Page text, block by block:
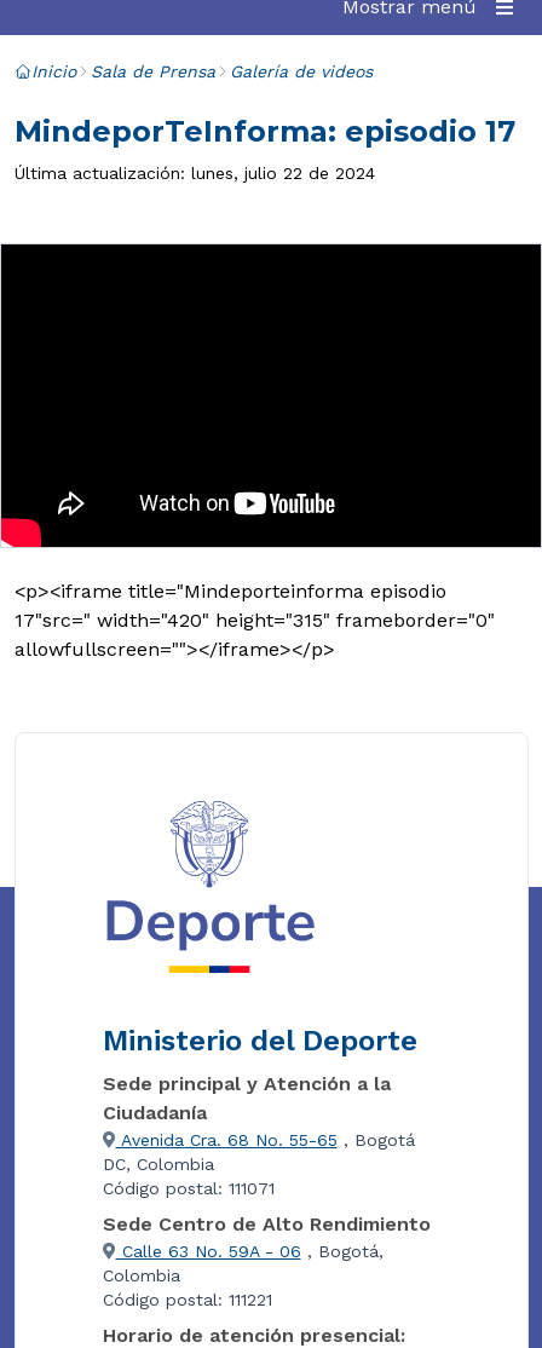
Mostrar menú
Inicio Sala de Prensa Galería de videos
MindeporTeInforma: episodio 17
Última actualización: lunes, julio 22 de 2024
<p><iframe title="Mindeporteinforma episodio
17"src=" width="420" height="315" frameborder="0"
allowfullscreen=""></iframe></p>
Ministerio del Deporte
Sede principal y Atención a la
Ciudadanía
Avenida Cra. 68 No. 55-65 , Bogotá
DC, Colombia
Código postal: 111071
Sede Centro de Alto Rendimiento
Calle 63 No. 59A - 06 , Bogotá,
Colombia
Código postal: 111221
Horario de atención presencial: